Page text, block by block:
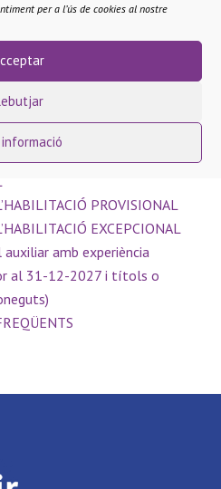
per a l’ús de cookies al nostre
facilitar que puguin
i garantir la continuïtat
els serveis adreçats a
PROVISIONAL
EXCEPCIONAL
auxiliar amb experiència
al 31-12-2027 i títols o